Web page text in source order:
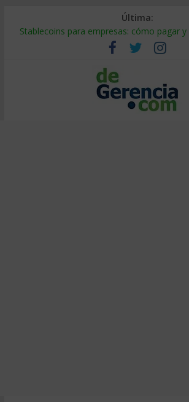
Última:
Stablecoins para empresas: cómo pagar
Despido silencioso: qué es y por qué sale
IA en selección de personal: cómo
Trabajo forzoso en la cadena de
Mercado hispano de EE. UU.: cómo